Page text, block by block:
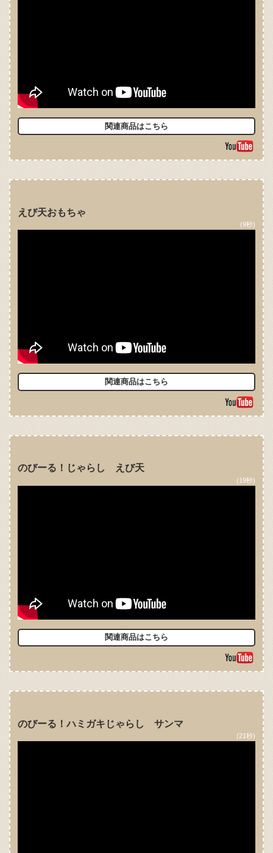
関連商品はこちら
えび天おもちゃ
(9秒)
関連商品はこちら
のびーる！じゃらし えび天
(19秒)
関連商品はこちら
のびーる！ハミガキじゃらし サンマ
(21秒)